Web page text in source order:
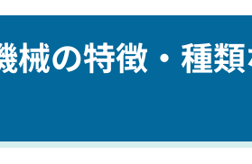
械の特徴・種